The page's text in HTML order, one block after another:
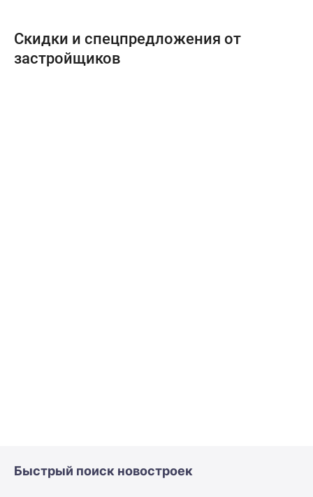
Скидки и спецпредложения от
застройщиков
Быстрый поиск новостроек